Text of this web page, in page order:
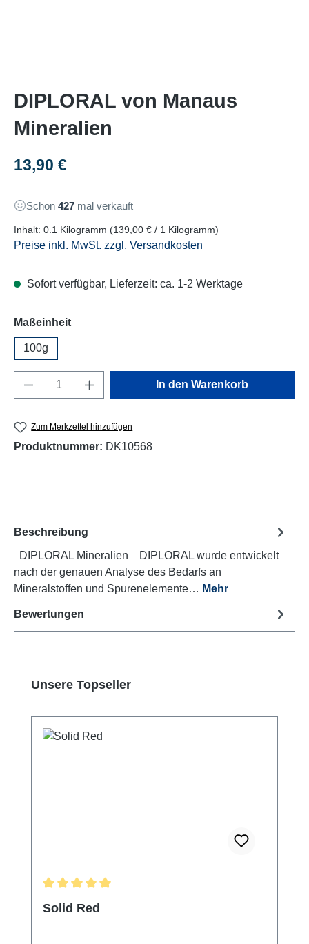
DIPLORAL von Manaus
Mineralien
Regulärer Preis:
13,90 €
Schon 427 mal verkauft
Inhalt: 0.1 Kilogramm (139,00 € / 1 Kilogramm)
Preise inkl. MwSt. zzgl. Versandkosten
Sofort verfügbar, Lieferzeit: ca. 1-2 Werktage
Maßeinheitauswählen
100g
Produkt Anzahl: Gib den gewünschten
In den Warenkorb
Zum Merkzettel hinzufügen
Produktnummer: DK10568
Beschreibung
DIPLORAL Mineralien DIPLORAL wurde entwickelt
nach der genauen Analyse des Bedarfs an
Mineralstoffen und Spurenelemente… Mehr
Bewertungen
Produktgalerie überspringen
Unsere Topseller
Solid Red